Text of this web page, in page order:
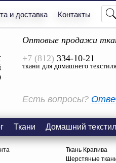
и доставка Контакты
Оптовые продажи
+7 (812) 334-10-21
ткани для домашнего текстиля
Есть вопросы?
Ткани Домашний
Ткань Крапива
Шерстяные